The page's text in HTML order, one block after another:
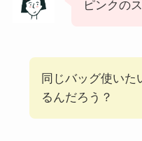
ピンクの
同じバッグ使いた
るんだろう？